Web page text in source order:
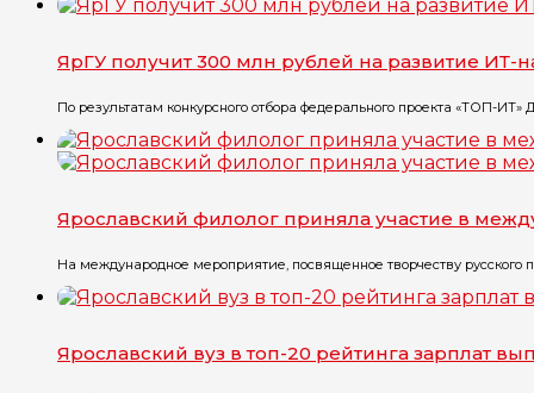
ЯрГУ получит 300 млн рублей на развитие ИТ-
По результатам конкурсного отбора федерального проекта «ТОП-
Ярославский филолог приняла участие в
На международное мероприятие, посвященное творчеству русского
Ярославский вуз в топ-20 рейтинга зарплат